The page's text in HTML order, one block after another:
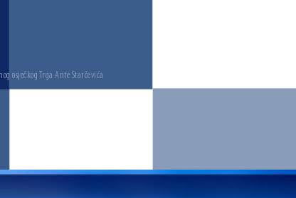
osječkog Trga Ante Starčevića